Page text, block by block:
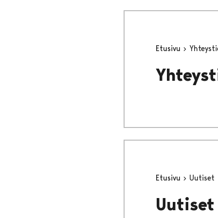
Etusivu
Etusivu Uutiset
Uutiset